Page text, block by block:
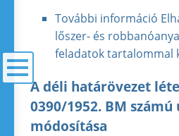
További információ
lőszer- és
feladatok tartalommal
A déli határövezet
0390/1952. BM
módosítása